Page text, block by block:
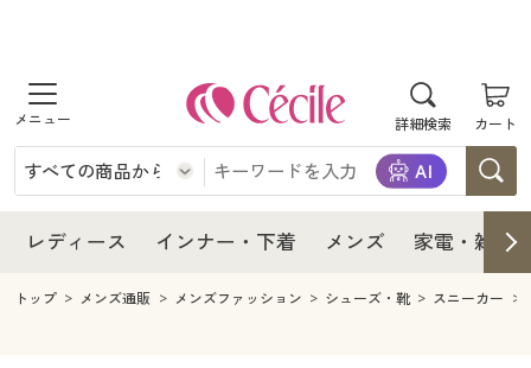
詳細検索 カート
商品を探す
レディース
レディースファッション
インナー・下着
インナー・下着通販すべて
メンズ
レディース インナー・下着 メンズ 家電・雑貨
レディース
レディース通販すべて
レディースファッション
インナー・下着
インナー・下着通販すべて
メンズ
トップ メンズ通販 メンズファッション シューズ・靴 スニーカー